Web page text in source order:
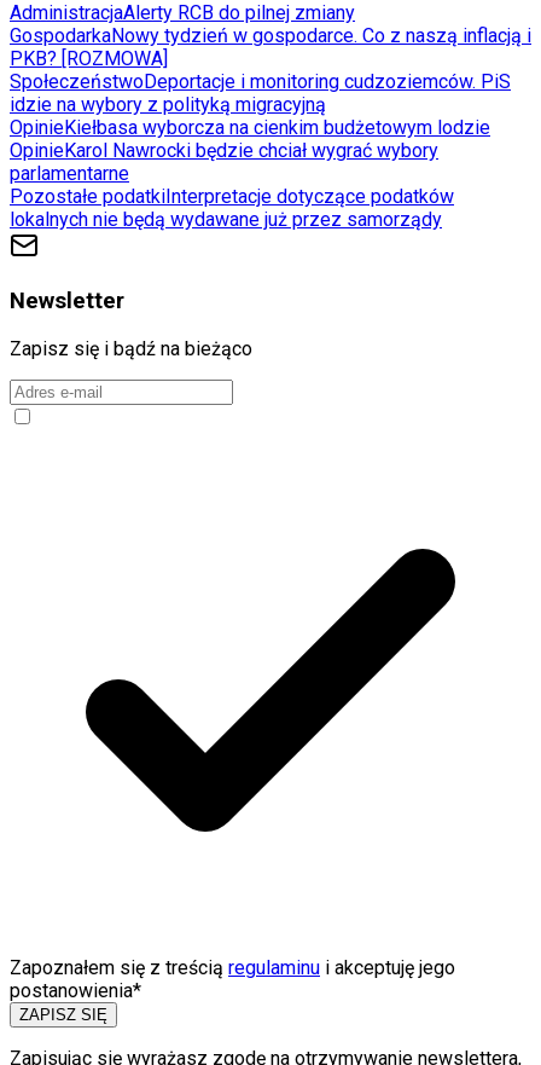
AdministracjaAlerty RCB do pilnej zmiany
GospodarkaNowy tydzień w gospodarce. Co z naszą inflacją i
PKB? [ROZMOWA]
SpołeczeństwoDeportacje i monitoring cudzoziemców. PiS
idzie na wybory z polityką migracyjną
OpinieKiełbasa wyborcza na cienkim budżetowym lodzie
OpinieKarol Nawrocki będzie chciał wygrać wybory
parlamentarne
Pozostałe podatki Interpretacje dotyczące podatków
lokalnych nie będą wydawane już przez samorządy
Newsletter
Zapisz się i bądź na bieżąco
Zapoznałem się z treścią regulaminu i akceptuję jego
postanowienia*
ZAPISZ SIĘ
Zapisując się wyrażasz zgodę na otrzymywanie newslettera,